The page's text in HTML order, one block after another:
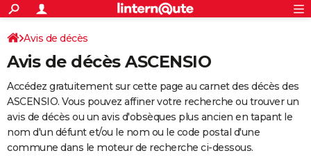
ACTUALITÉS
Politique
Société
Faits Divers
Education
Monde
Villes
+
SPORT
Coupe du monde 2026
Football
Tennis
Cyclisme
Rugby
Forum
Programme TV
TNT
Streaming
Cinéma
Sorties cinéma
Musique
+
FINANCE
Retraite
Epargne
Immobilier
Risques naturels par ville
Banque
Assurance
AUTO
Essais
Réserver un essai
Citadines
Berlines
SUV
Forum auto
+
Avis de décès
Avis de décès ASCENSIO
Accédez gratuitement sur cette page au carnet des décès des
ASCENSIO. Vous pouvez affiner votre recherche ou trouver un
avis de décès ou un avis d'obsèques plus ancien en tapant le
nom d'un défunt et/ou le nom ou le code postal d'une
commune dans le moteur de recherche ci-dessous.